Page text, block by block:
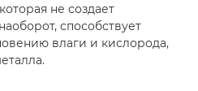
не создает
способствует
влаги и кислорода,